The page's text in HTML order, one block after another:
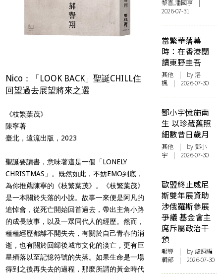
Nico：「LOOK BACK」聖誕CHILL住
回望過去展望將來之選
《枝繁葉茂》
陳寧著
臺北，遠流出版，2023
聖誕要讀書，意味著這是一個「LONELY
CHRISTMAS」。既然如此，不妨EMO到底，
為你推薦陳寧的《枝繁葉茂》。《枝繁葉茂》
是一本關於失落的小說。故事一來便是阿凡的
追悼會，從死亡開始回首過去，帶出主角小路
的成長故事，以及一眾同代人的經歷。然而，
種種經歷都離不開失去，有關於自己青春的消
逝，也有關於回歸後城市文化的淡亡，更有巨
星殞落以至記憶符號的失落。如果生命是一場
得到之後再失去的過程，那麼所謂的黃金時代
黎喜,潘國亨 |
2026-07-31
當繁華落幕
時：在香港閱
讀東野圭吾
其他 | by洛
楓 | 2026-07-30
鄧小宇憶施南
生 以珍藏舊照
細數昔日歲月
其他 | by 鄧小
宇 | 2026-07-30
歐盟終止威尼
斯雙年展資助
涉俄羅斯參展
爭議 基金會主
席斥屬政治干
預
報導 | by 虛詞編
輯部 | 2026-07-30